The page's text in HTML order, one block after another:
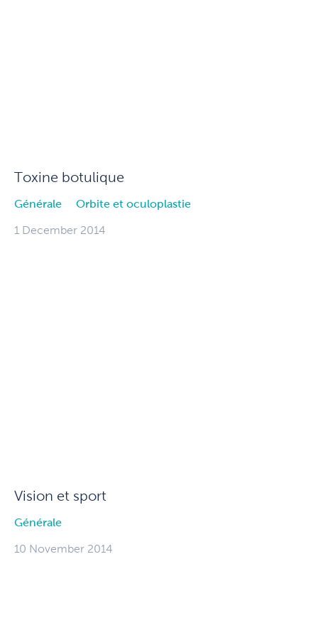
Toxine botulique
Générale Orbite et oculoplastie
1 December 2014
Vision et sport
Générale
10 November 2014